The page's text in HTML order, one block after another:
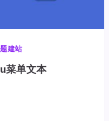
建站
菜单文本